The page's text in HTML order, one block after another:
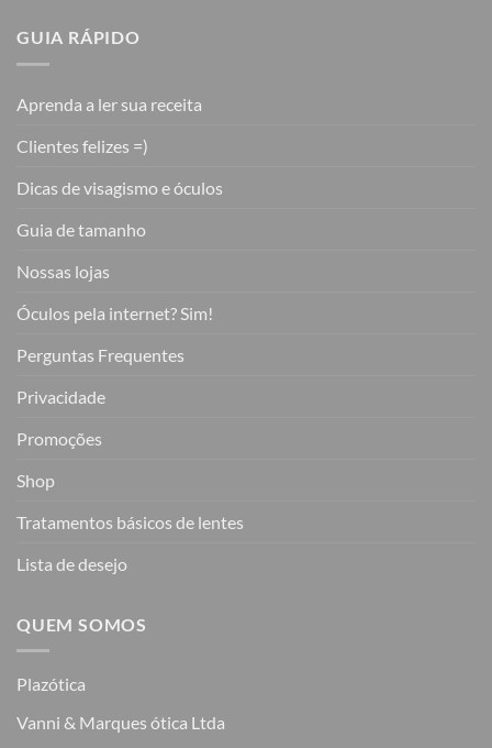
GUIA RÁPIDO
Aprenda a ler sua receita
Clientes felizes =)
Dicas de visagismo e óculos
Guia de tamanho
Nossas lojas
Óculos pela internet? Sim!
Perguntas Frequentes
Privacidade
Promoções
Shop
Tratamentos básicos de lentes
Lista de desejo
QUEM SOMOS
Plazótica
Vanni & Marques ótica Ltda